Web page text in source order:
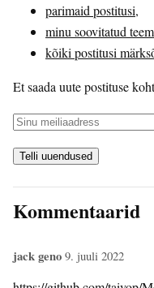
parimaid postitusi,
minu soovitatud
kõiki postitusi
Et saada uute postituse
Kommentaarid
jack geno 9. juuli 2022